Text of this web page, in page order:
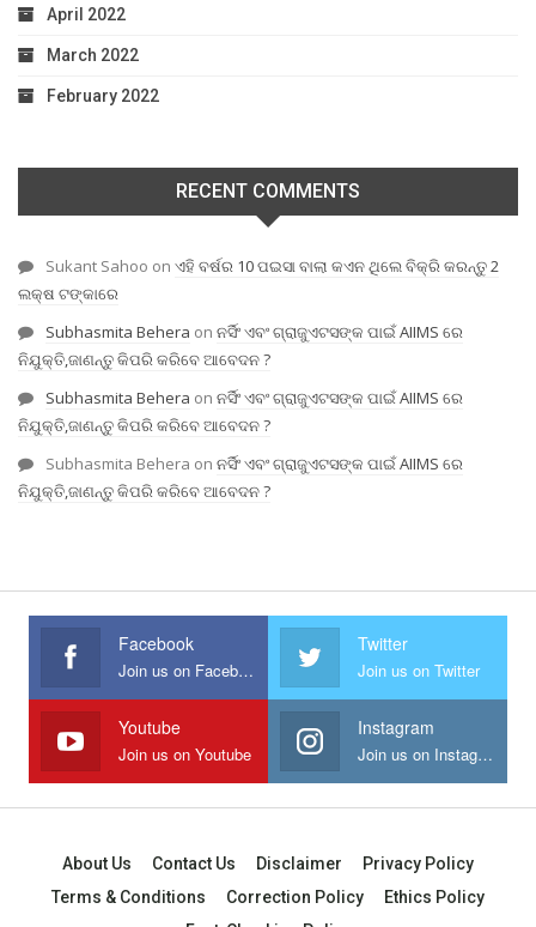
April 2022
March 2022
February 2022
RECENT COMMENTS
Sukant Sahoo on ଏହି ବର୍ଷର 10 ପଇସା ବାଲା କଏନ ଥିଲେ ବିକ୍ରି କରନ୍ତୁ 2
ଲକ୍ଷ ଟଙ୍କାରେ
Subhasmita Behera on ନର୍ସିଂ ଏବଂ ଗ୍ରାଜୁଏଟସଙ୍କ ପାଇଁ AIIMS ରେ
ନିଯୁକ୍ତି,ଜାଣନ୍ତୁ କିପରି କରିବେ ଆବେଦନ ?
Subhasmita Behera on ନର୍ସିଂ ଏବଂ ଗ୍ରାଜୁଏଟସଙ୍କ ପାଇଁ AIIMS ରେ
ନିଯୁକ୍ତି,ଜାଣନ୍ତୁ କିପରି କରିବେ ଆବେଦନ ?
Subhasmita Behera on ନର୍ସିଂ ଏବଂ ଗ୍ରାଜୁଏଟସଙ୍କ ପାଇଁ AIIMS ରେ
ନିଯୁକ୍ତି,ଜାଣନ୍ତୁ କିପରି କରିବେ ଆବେଦନ ?
Facebook
Join us on Facebook
Twitter
Join us on Twitter
Youtube
Join us on Youtube
Instagram
Join us on Instagram
About Us Contact Us Disclaimer
Privacy Policy
Terms & Conditions
Correction Policy
Ethics Policy